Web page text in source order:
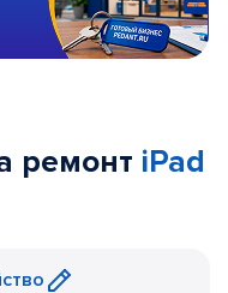
ремонт iPad